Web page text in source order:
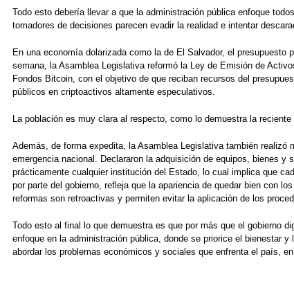
Todo esto debería llevar a que la administración pública enfoque
tomadores de decisiones parecen evadir la realidad e intentar
En una economía dolarizada como la de El Salvador, el
semana, la Asamblea Legislativa reformó la Ley de Emisión de
Fondos Bitcoin, con el objetivo de que reciban recursos del
públicos en criptoactivos altamente especulativos.
La población es muy clara al respecto, como lo demuestra la
Además, de forma expedita, la Asamblea Legislativa también
emergencia nacional. Declararon la adquisición de equipos, bienes
prácticamente cualquier institución del Estado, lo cual implica que
por parte del gobierno, refleja que la apariencia de quedar bien con
reformas son retroactivas y permiten evitar la aplicación de los
Todo esto al final lo que demuestra es que por más que el gobierno
enfoque en la administración pública, donde se priorice el bienestar
abordar los problemas económicos y sociales que enfrenta el país,